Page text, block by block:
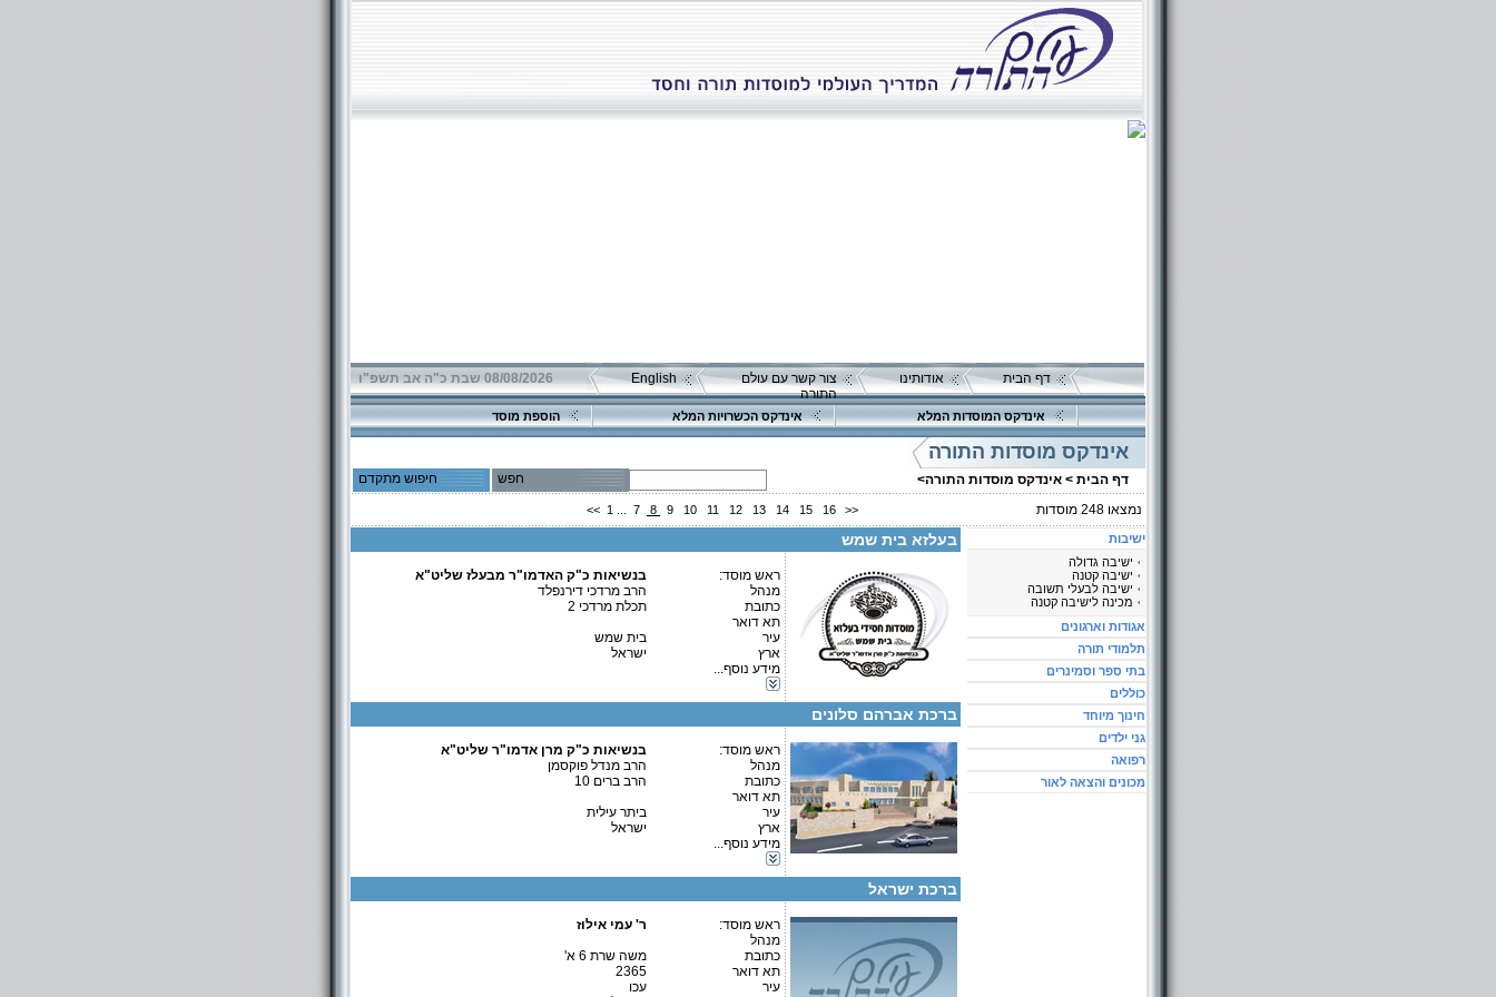
דף הבית אודותינו
צור קשר עם עולם
התורה
English 08/08/2026 שבת כ"ה אב תשפ"ו
אינדקס המוסדות המלא אינדקס הכשרויות המלא הוספת מוסד
אינדקס מוסדות התורה
דף הבית > אינדקס מוסדות התורה> חפש
חיפוש מתקדם
נמצאו 248 מוסדות << 1 7 8 9 10 11 12 13 14 15 16 >>
בעלזא בית שמש
ראש מוסד:
בנשיאות כ"ק האדמו"ר מבעלז שליט"א
מנהל
הרב מרדכי דירנפלד
כתובת
תכלת מרדכי 2
תא דואר
עיר
בית שמש
ארץ
ישראל
מידע נוסף...
פרטים נוספים:
טלפון 1:
טלפון 2:
מספר עמותה:
קטגוריות:
ישיבות-ישיבה קטנה
תלמודי תורה-תלמוד תורה
בתי ספר וסמינרים-בית ספר
בתי ספר וסמינרים-סמינר
כוללים-כולל יום שלם
כוללים-בוקר / ערב
ברכת אברהם סלונים
ראש מוסד:
בנשיאות כ"ק מרן אדמו"ר שליט"א
מנהל
הרב מנדל פוקסמן
כתובת
הרב ברים 10
תא דואר
עיר
ביתר עילית
ארץ
ישראל
מידע נוסף...
פרטים נוספים:
טלפון 1:
טלפון 2:
פקס
מספר עמותה:
איש קשר:
.
קטגוריות:
ישיבות-מכינה לישיבה קטנה
תלמודי תורה-תלמוד תורה
חינוך מיוחד-חינוך מיוחד
ברכת ישראל
ראש מוסד:
ר' עמי אילוז
מנהל
כתובת
משה שרת 6 א'
תא דואר
2365
עיר
עכו
פרטים נוספים:
טלפון 1:
טלפון 2:
פקס
מספר עמותה:
איש קשר:
קטגוריות:
אגודות וארגונים-יהדות
פרטים נוספים:
טלפון 1:
טלפון 2:
פקס
מספר עמותה:
580068104
ישיבות
ישיבה גדולה
ישיבה קטנה
ישיבה לבעלי תשובה
מכינה לישיבה קטנה
אגודות וארגונים
תלמודי תורה
בתי ספר וסמינרים
כוללים
חינוך מיוחד
גני ילדים
רפואה
מכונים והצאה לאור